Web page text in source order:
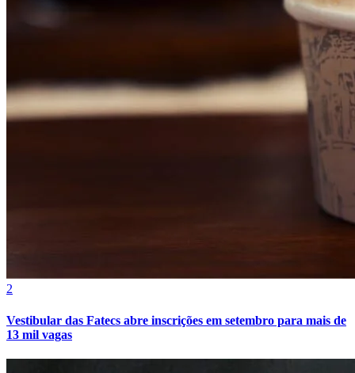
2
Vestibular das Fatecs abre inscrições em setembro para mais de
13 mil vagas